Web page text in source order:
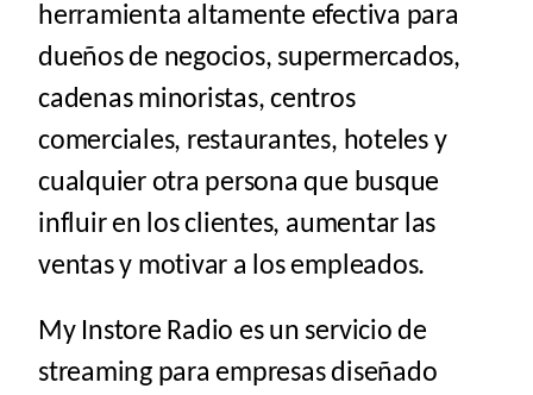
herramienta altamente efectiva para
dueños de negocios, supermercados,
cadenas minoristas,centros
comerciales, restaurantes, hotelesy
cualquier otra persona que busque
influir en los clientes, aumentar las
ventas y motivar a los empleados.
My Instore Radio es un servicio de
streaming para empresasdiseñado